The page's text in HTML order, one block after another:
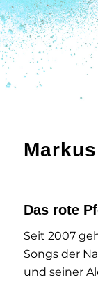
Das rote
Seit 2007
Songs der
und seiner